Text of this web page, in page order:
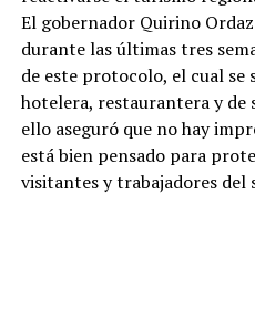
El gobernador Quirino
durante las últimas tres
de este protocolo, el cual
hotelera, restaurantera y
ello aseguró que no hay
está bien pensado para
visitantes y trabajadores del